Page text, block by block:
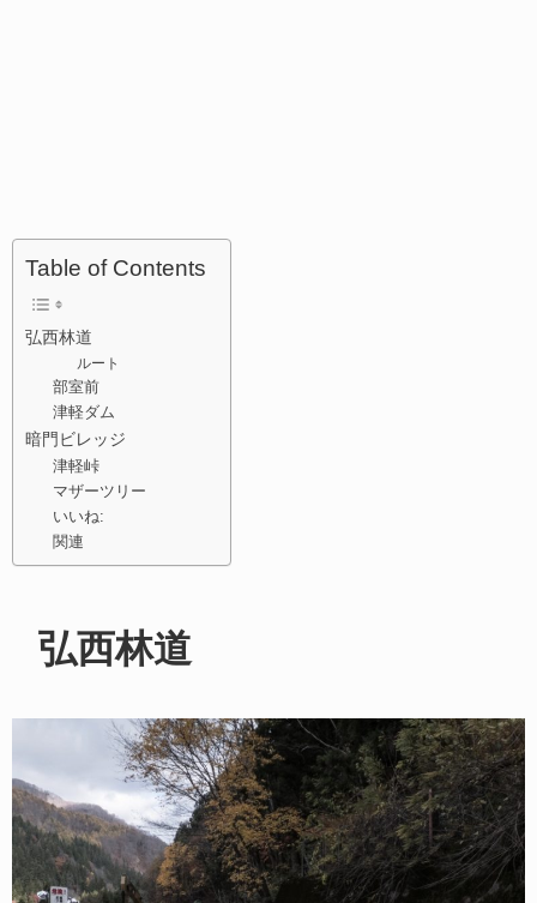
Table of Contents
弘西林道
ルート
部室前
津軽ダム
暗門ビレッジ
津軽峠
マザーツリー
いいね:
関連
弘西林道